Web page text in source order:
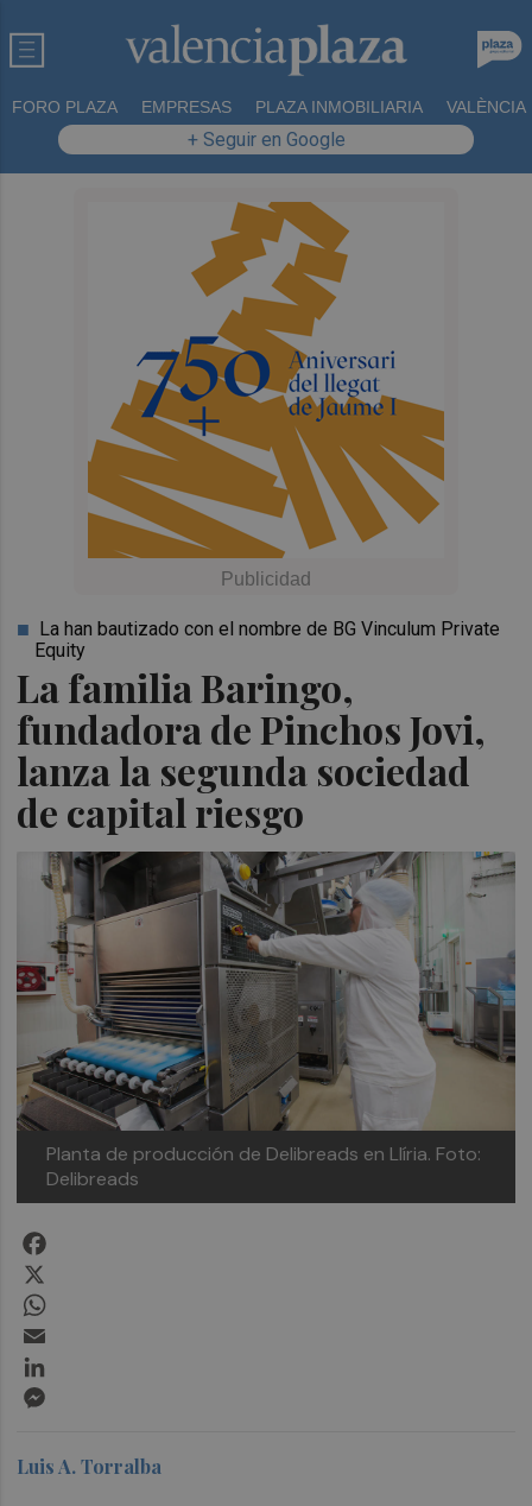
FORO PLAZA EMPRESAS PLAZA INMOBILIARIA VALÈNCIA
+ Seguir en Google
La familia Baringo,
fundadora de Pinchos Jovi,
lanza la segunda sociedad
de capital riesgo
La han bautizado con el nombre de BG Vinculum Private
Equity
Planta de producción de Delibreads en Llíria. Foto:
Delibreads
Luis A. Torralba